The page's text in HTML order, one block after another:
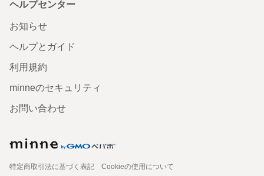
ヘルプセンター
お知らせ
ヘルプとガイド
利用規約
minneのセキュリティ
お問い合わせ
特定商取引法に基づく表記
Cookieの使用について